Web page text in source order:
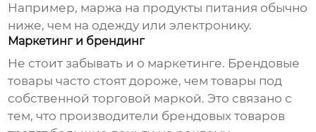
Например, маржа на продукты питания обычно
ниже, чем на одежду или электронику.
Маркетинг и брендинг
Не стоит забывать и о маркетинге. Брендовые
товары часто стоят дороже, чем товары под
собственной торговой маркой. Это связано с
тем, что производители брендовых товаров